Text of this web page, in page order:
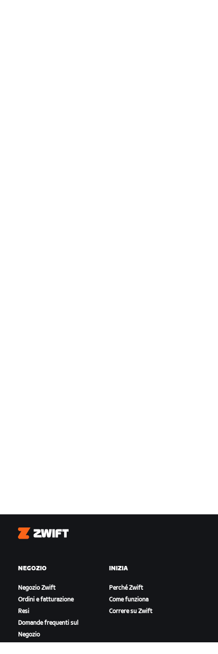
Zwift
NEGOZIO
Negozio Zwift
Ordini e fatturazione
Resi
Domande frequenti sul
Negozio
INIZIA
Perché Zwift
Come funziona
Correre su Zwift